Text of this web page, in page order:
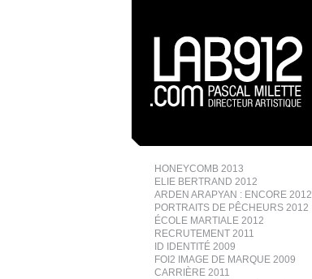
HONEYCOMB 2013
ELIE BERTRAND 2012
ARDEN ARAPYAN : ENCORE 2012
PORTRAITS DE PÊCHEURS 2012
ÉCOLE MARTIALE 2012
RECRUTEMENT 2011
ID IDENTITÉ 2009
FOI2 IMAGE DE MARQUE 2009
CARRIÈRE 2011